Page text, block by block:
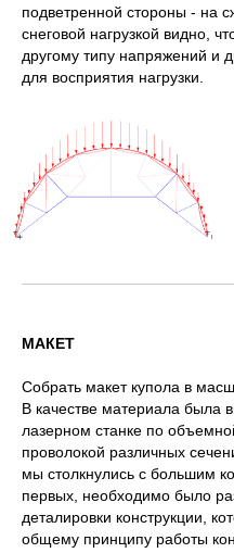
подветренной стороны - на
снеговой нагрузкой видно,
другому типу напряжений и
для восприятия нагрузки.
МАКЕТ
Собрать макет купола в
В качестве материала была
лазерном станке по
проволокой различных
мы столкнулись с большим
первых, необходимо было
деталировки конструкции,
общему принципу работы